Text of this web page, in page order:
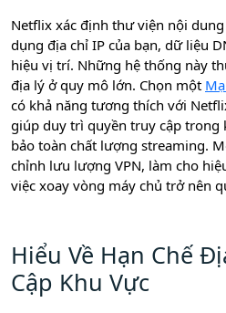
Netflix xác định thư viện nội
dụng địa chỉ IP của bạn, dữ liệu
hiệu vị trí. Những hệ thống này
địa lý ở quy mô lớn. Chọn một
có khả năng tương thích với
giúp duy trì quyền truy cập trong
bảo toàn chất lượng streaming.
chỉnh lưu lượng VPN, làm cho
việc xoay vòng máy chủ trở nên
Hiểu Về Hạn Chế
Cập Khu Vực